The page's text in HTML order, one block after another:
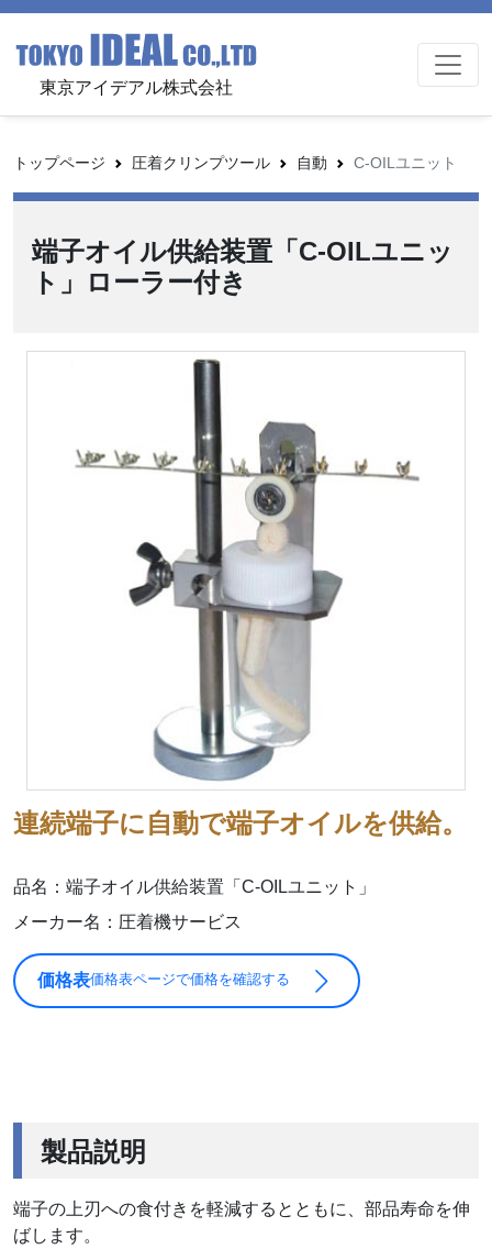
東京アイデアル株式会社
トップページ 圧着クリンプツール 自動 C-OILユニット
端子オイル供給装置「C-OILユニッ
ト」ローラー付き
連続端子に自動で端子オイルを供給。
品名：端子オイル供給装置「C-OILユニット」
メーカー名：圧着機サービス
価格表価格表ページで価格を確認する
製品説明
端子の上刃への食付きを軽減するとともに、部品寿命を伸
ばします。